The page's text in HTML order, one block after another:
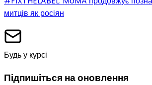
митців як росіян
Будь у курсі
Підпишіться на оновлення